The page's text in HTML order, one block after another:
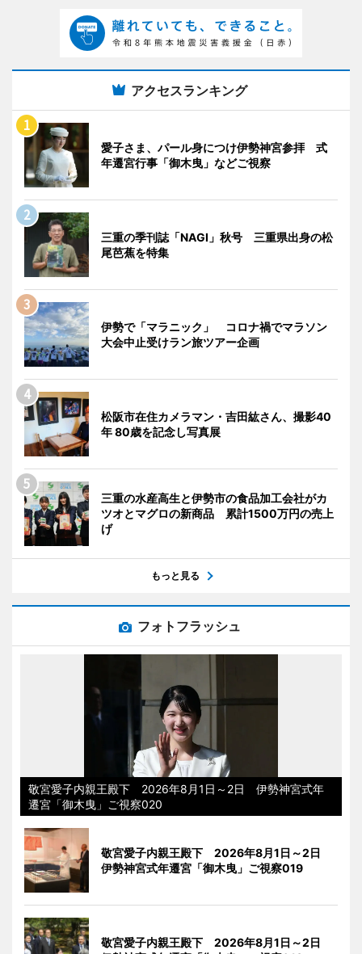
アクセスランキング
愛子さま、パール身につけ伊勢神宮参拝 式
年遷宮行事「御木曳」などご視察
三重の季刊誌「NAGI」秋号 三重県出身の松
尾芭蕉を特集
伊勢で「マラニック」 コロナ禍でマラソン
大会中止受けラン旅ツアー企画
松阪市在住カメラマン・吉田紘さん、撮影40
年 80歳を記念し写真展
三重の水産高生と伊勢市の食品加工会社がカ
ツオとマグロの新商品 累計1500万円の売上
げ
もっと見る
フォトフラッシュ
敬宮愛子内親王殿下 2026年8月1日～2日 伊勢神宮式年
遷宮「御木曳」ご視察020
敬宮愛子内親王殿下 2026年8月1日～2日
伊勢神宮式年遷宮「御木曳」ご視察019
敬宮愛子内親王殿下 2026年8月1日～2日